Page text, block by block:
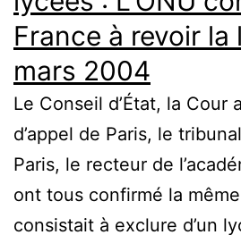
France à revoir la
mars 2004
Le Conseil d’État, la Cour
d’appel de Paris, le
Paris, le recteur de
ont tous confirmé la
consistait à exclure d’un